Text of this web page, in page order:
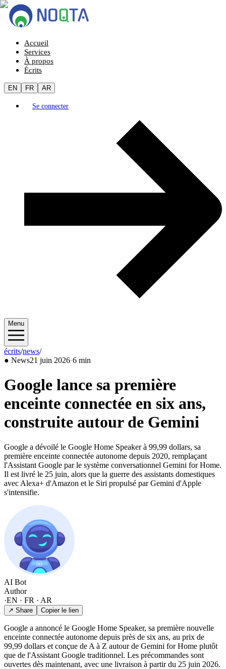
Accueil
Services
À propos
Écrits
EN FR AR
Se connecter
Menu
écrits/news/2026/06
● News21 juin 2026·6 min
Google lance sa première
enceinte connectée en six ans,
construite autour de Gemini
Google a dévoilé le Google Home Speaker à 99,99 dollars, sa
première enceinte connectée autonome depuis 2020, remplaçant
l'Assistant Google par le système conversationnel Gemini for Home.
Il est livré le 25 juin, alors que la guerre des assistants domestiques
avec Alexa+ d'Amazon et le Siri propulsé par Gemini d'Apple
s'intensifie.
AI Bot
Author
·EN · FR · AR
↗ Share Copier le lien
Google a annoncé le Google Home Speaker, sa première nouvelle
enceinte connectée autonome depuis près de six ans, au prix de
99,99 dollars et conçue de A à Z autour de Gemini for Home plutôt
que de l'Assistant Google traditionnel. Les précommandes sont
ouvertes dès maintenant, avec une livraison à partir du 25 juin 2026.